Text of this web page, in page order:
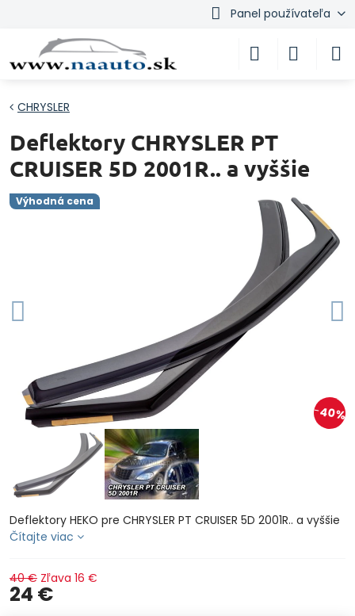
Panel používateľa
Výhodná cena
40%
CHRYSLER
Deflektory CHRYSLER PT
CRUISER 5D 2001R.. a vyššie
Deflektory HEKO pre CHRYSLER PT CRUISER 5D 2001R.. a vyššie
Čítajte viac
40 € Zľava 16 €
24 €